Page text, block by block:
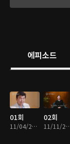
에피소드
01회
11/04/2024 • 1시간 16분
02회
11/11/2024 • 1시간 21분